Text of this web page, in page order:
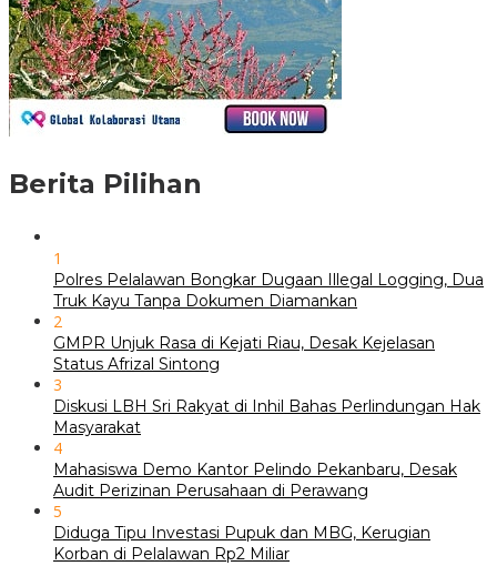
Berita Pilihan
1
Polres Pelalawan Bongkar Dugaan Illegal Logging, Dua
Truk Kayu Tanpa Dokumen Diamankan
2
GMPR Unjuk Rasa di Kejati Riau, Desak Kejelasan
Status Afrizal Sintong
3
Diskusi LBH Sri Rakyat di Inhil Bahas Perlindungan Hak
Masyarakat
4
Mahasiswa Demo Kantor Pelindo Pekanbaru, Desak
Audit Perizinan Perusahaan di Perawang
5
Diduga Tipu Investasi Pupuk dan MBG, Kerugian
Korban di Pelalawan Rp2 Miliar